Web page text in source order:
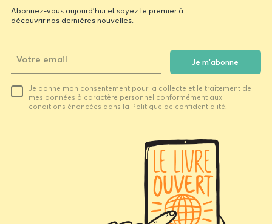
Abonnez-vous aujourd'hui et soyez le premier à
découvrir nos dernières nouvelles.
email
Je m'abonne
Je donne mon consentement pour la collecte et le traitement de
mes données à caractère personnel conformément aux
conditions énoncées dans la Politique de confidentialité.